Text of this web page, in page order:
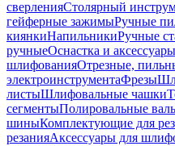
сверленияСтолярный
гейферные зажимыРучные
киянкиНапильникиРучные
ручныеОснастка и
шлифованияОтрезные,
электроинструментаФрезы
листыШлифовальные чашки
сегментыПолировальные
шиныКомплектующие для
резанияАксессуары для